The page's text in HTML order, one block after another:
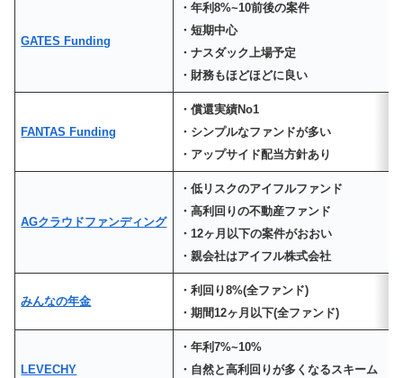
GATES Funding
・年利8%~10前後の案件
・短期中心
・ナスダック上場予定
・財務もほどほどに良い
FANTAS Funding
・償還実績No1
・シンプルなファンドが多い
・アップサイド配当方針あり
AGクラウドファンディング
・低リスクのアイフルファンド
・高利回りの不動産ファンド
・12ヶ月以下の案件がおおい
・親会社はアイフル株式会社
みんなの年金
・利回り8%(全ファンド)
・期間12ヶ月以下(全ファンド)
LEVECHY
・年利7%~10%
・自然と高利回りが多くなるスキーム